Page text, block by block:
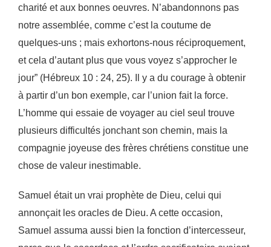
charité et aux bonnes oeuvres. N’abandonnons pas
notre assemblée, comme c’est la coutume de
quelques-uns ; mais exhortons-nous réciproquement,
et cela d’autant plus que vous voyez s’approcher le
jour” (Hébreux 10 : 24, 25). Il y a du courage à obtenir
à partir d’un bon exemple, car l’union fait la force.
L’homme qui essaie de voyager au ciel seul trouve
plusieurs difficultés jonchant son chemin, mais la
compagnie joyeuse des frères chrétiens constitue une
chose de valeur inestimable.
Samuel était un vrai prophète de Dieu, celui qui
annonçait les oracles de Dieu. A cette occasion,
Samuel assuma aussi bien la fonction d’intercesseur,